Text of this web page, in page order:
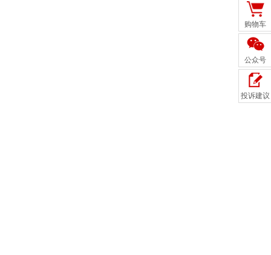
购物车
公众号
投诉建议